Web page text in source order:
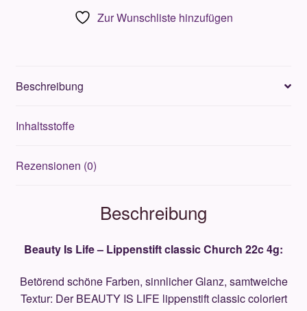
Zur Wunschliste hinzufügen
Beschreibung
Inhaltsstoffe
Rezensionen (0)
Beschreibung
Beauty Is Life – Lippenstift classicChurch 22c 4g:
Betörend schöne Farben, sinnlicher Glanz, samtweiche
Textur: Der BEAUTY IS LIFE lippenstift classic coloriert